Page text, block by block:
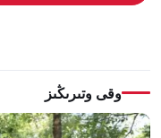
وقى وتىرىڭىز